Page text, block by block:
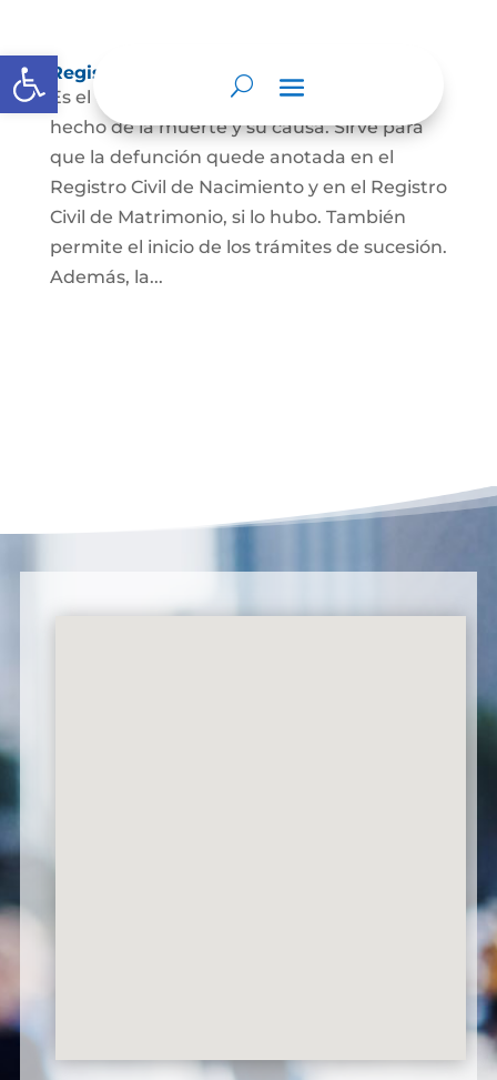
Abrir barra de herramientas
Registro Civil de Defunción
Es el documento público que prueba el
hecho de la muerte y su causa. Sirve para
que la defunción quede anotada en el
Registro Civil de Nacimiento y en el Registro
Civil de Matrimonio, si lo hubo. También
permite el inicio de los trámites de sucesión.
Además, la...